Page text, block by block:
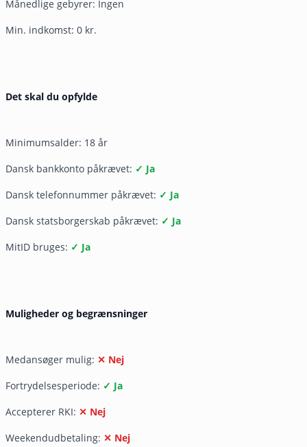
Månedlige gebyrer: Ingen
Min. indkomst: 0 kr.
Det skal du opfylde
Minimumsalder: 18 år
Dansk bankkonto påkrævet: ✓ Ja
Dansk telefonnummer påkrævet: ✓ Ja
Dansk statsborgerskab påkrævet: ✓ Ja
MitID bruges: ✓ Ja
Muligheder og begrænsninger
Medansøger mulig: ✕ Nej
Fortrydelsesperiode: ✓ Ja
Accepterer RKI: ✕ Nej
Weekendudbetaling: ✕ Nej